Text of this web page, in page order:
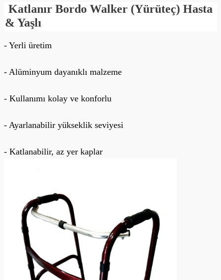
Katlanır Bordo Walker (Yürüteç) Hasta
& Yaşlı
- Yerli üretim
- Alüminyum dayanıklı malzeme
- Kullanımı kolay ve konforlu
- Ayarlanabilir yükseklik seviyesi
- Katlanabilir, az yer kaplar